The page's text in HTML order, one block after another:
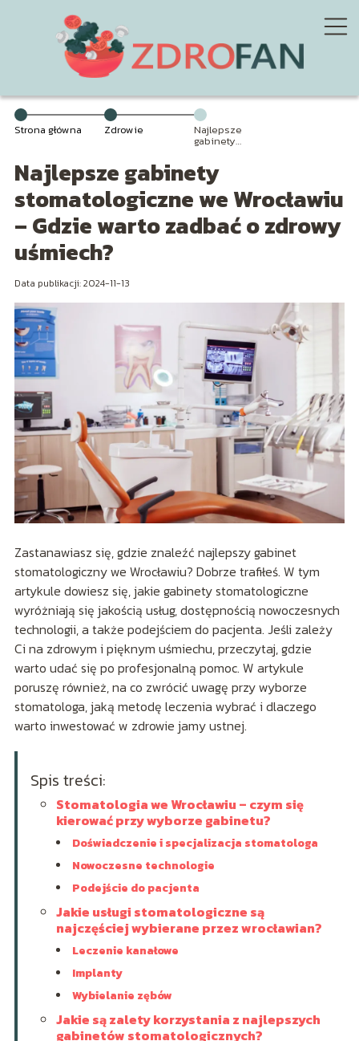
Strona główna Zdrowie Najlepsze
gabinety
we Wrocławiu –
Gdzie warto
zadbać o
zdrowy
uśmiech?
Najlepsze gabinety
stomatologiczne we Wrocławiu
– Gdzie warto zadbać o zdrowy
uśmiech?
Data publikacji: 2024-11-13
Zastanawiasz się, gdzie znaleźć najlepszy gabinet
stomatologiczny we Wrocławiu? Dobrze trafiłeś. W tym
artykule dowiesz się, jakie gabinety stomatologiczne
wyróżniają się jakością usług, dostępnością nowoczesnych
technologii, a także podejściem do pacjenta. Jeśli zależy
Ci na zdrowym i pięknym uśmiechu, przeczytaj, gdzie
warto udać się po profesjonalną pomoc. W artykule
poruszę również, na co zwrócić uwagę przy wyborze
stomatologa, jaką metodę leczenia wybrać i dlaczego
warto inwestować w zdrowie jamy ustnej.
Spis treści:
Stomatologia we Wrocławiu – czym się
kierować przy wyborze gabinetu?
Doświadczenie i specjalizacja stomatologa
Nowoczesne technologie
Podejście do pacjenta
Jakie usługi stomatologiczne są
najczęściej wybierane przez wrocławian?
Leczenie kanałowe
Implanty
Wybielanie zębów
Jakie są zalety korzystania z najlepszych
gabinetów stomatologicznych?